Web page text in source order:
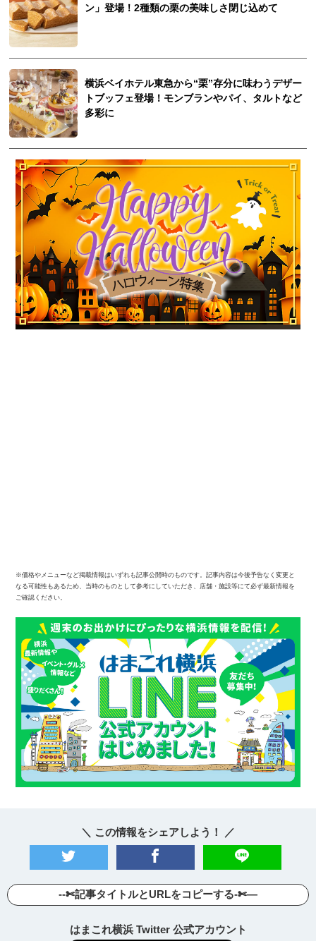
ン」登場！2種類の栗の美味しさ閉じ込めて
横浜ベイホテル東急から“栗”存分に味わうデザー
トブッフェ登場！モンブランやパイ、タルトなど
多彩に
※価格やメニューなど掲載情報はいずれも記事公開時のものです。記事内容は今後予告なく変更と
なる可能性もあるため、当時のものとして参考にしていただき、店舗・施設等にて必ず最新情報を
ご確認ください。
＼ この情報をシェアしよう！ ／
--✄記事タイトルとURLをコピーする-✄—
はまこれ横浜 Twitter 公式アカウント